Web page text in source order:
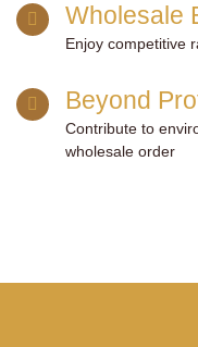
Wholesale
Enjoy competitive
Beyond
Contribute to
wholesale order